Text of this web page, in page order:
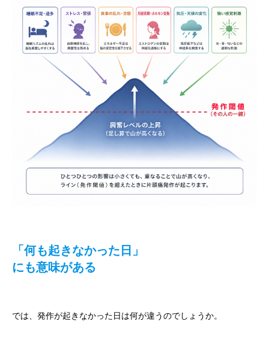
「何も起きなかった日」
にも意味がある
では、発作が起きなかった日は何が違うのでしょうか。